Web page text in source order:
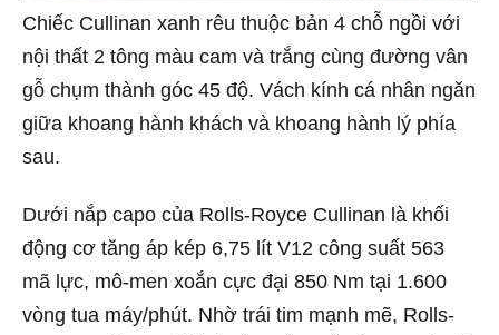
Chiếc Cullinan xanh rêu thuộc bản 4 chỗ ngồi với
nội thất 2 tông màu cam và trắng cùng đường vân
gỗ chụm thành góc 45 độ. Vách kính cá nhân ngăn
giữa khoang hành khách và khoang hành lý phía
sau.
Dưới nắp capo của Rolls-Royce Cullinan là khối
động cơ tăng áp kép 6,75 lít V12 công suất 563
mã lực, mô-men xoắn cực đại 850 Nm tại 1.600
vòng tua máy/phút. Nhờ trái tim mạnh mẽ, Rolls-